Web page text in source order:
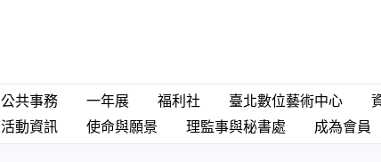
公共事務 一年展 福利社 臺北數位藝術中心
活動資訊 使命與願景 理監事與秘書處 成為會員